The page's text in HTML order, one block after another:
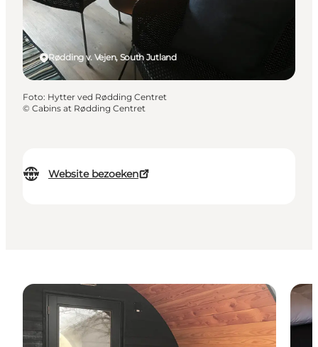
Website bezoeken
Rødding v. Vejen, South Jutland
Foto: Hytter ved Rødding Centret
© Cabins at Rødding Centret